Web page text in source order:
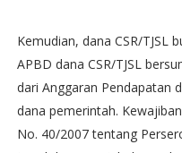
Kemudian, dana CSR/TJSL
APBD dana CSR/TJSL
dari Anggaran Pendapatan
dana pemerintah.
No. 40/2007 tentang